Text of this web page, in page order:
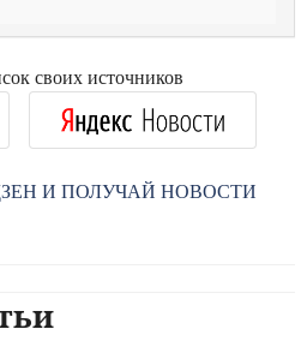
своих источников
И ПОЛУЧАЙ НОВОСТИ